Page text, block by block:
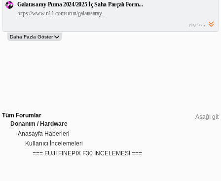
Galatasaray Puma 2024/2025 İç Saha Parçalı Form...
https://www.n11.com/urun/galatasaray...
geçen ay
Aşağı git
Tüm Forumlar
Donanım / Hardware
Anasayfa Haberleri
Kullanıcı İncelemeleri
=== FUJİ FINEPIX F30 İNCELEMESİ ===